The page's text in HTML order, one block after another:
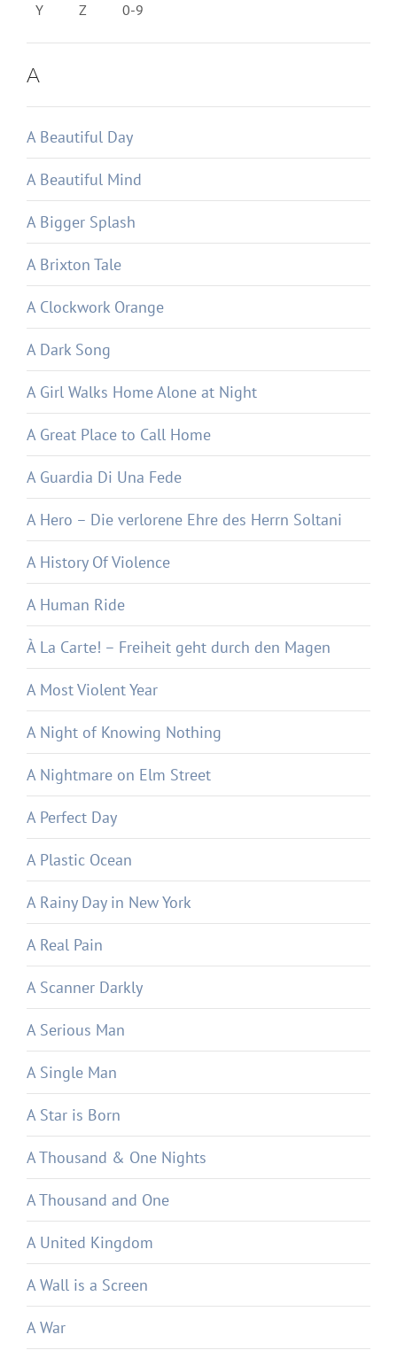
Y
Z 0-9
A
A Beautiful Day
A Beautiful Mind
A Bigger Splash
A Brixton Tale
A Clockwork Orange
A Dark Song
A Girl Walks Home Alone at Night
A Great Place to Call Home
A Guardia Di Una Fede
A Hero – Die verlorene Ehre des Herrn Soltani
A History Of Violence
A Human Ride
À La Carte! – Freiheit geht durch den Magen
A Most Violent Year
A Night of Knowing Nothing
A Nightmare on Elm Street
A Perfect Day
A Plastic Ocean
A Rainy Day in New York
A Real Pain
A Scanner Darkly
A Serious Man
A Single Man
A Star is Born
A Thousand & One Nights
A Thousand and One
A United Kingdom
A Wall is a Screen
A War